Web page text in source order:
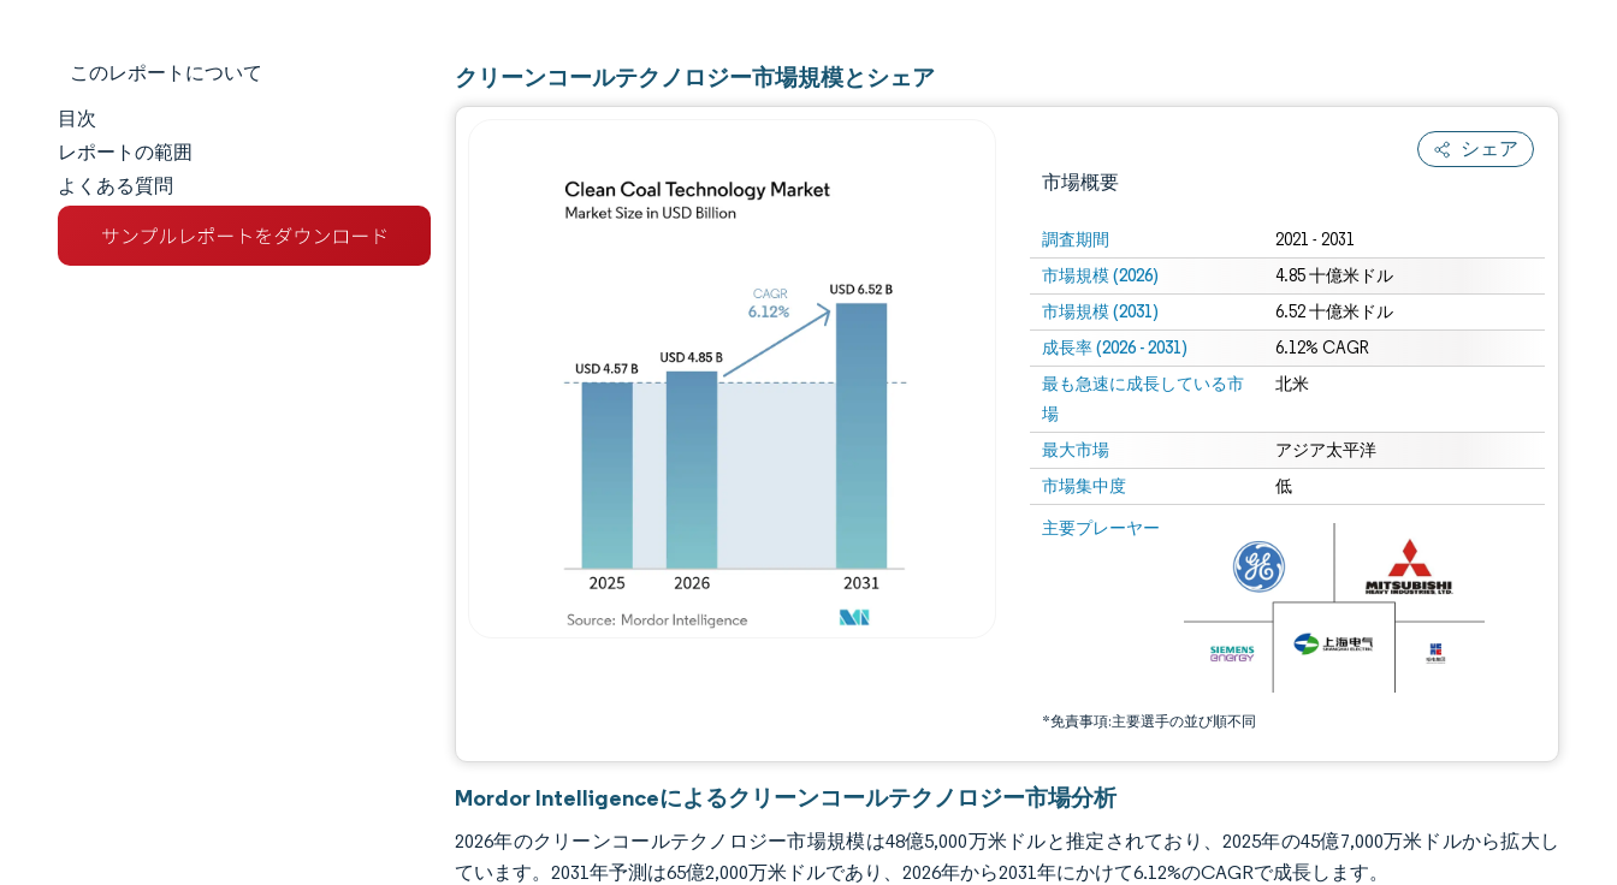
このレポートについて
市場規模とシェア
市場分析
トレンドとインサイト
目次
レポートの範囲
よくある質問
クリーンコールテクノロジー市場規模とシェア
シェア
市場概要
調査期間 2021 - 2031
市場規模 (2026) 4.85 十億米ドル
市場規模 (2031) 6.52 十億米ドル
成長率 (2026 - 2031) 6.12% CAGR
最も急速に成長している市
場
北米
最大市場 アジア太平洋
市場集中度 低
主要プレーヤー
*免責事項:主要選手の並び順不同
画像 © Mordor Intelligence。再利用にはCC BY 4.0の表示が必要です。
画像 © Mordor Intelligence。再利用にはCC BY 4.0の表示が必要です。
Mordor Intelligenceによるクリーンコールテクノロジー市場分析
2026年のクリーンコールテクノロジー市場規模は48億5,000万米ドルと推定されており、2025年の45億7,000万米ドルから拡大し
ています。2031年予測は65億2,000万米ドルであり、2026年から2031年にかけて6.12%のCAGRで成長します。